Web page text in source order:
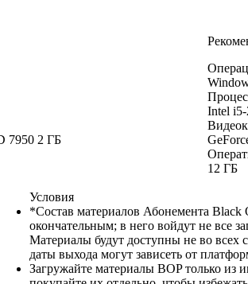
7950 2 ГБ
Intel
12 ГБ
Условия
*Состав материалов Абонемента Black
окончательным; в него войдут не все
Материалы будут доступны не во всех
даты выхода могут зависеть от
Загружайте материалы BOP только из